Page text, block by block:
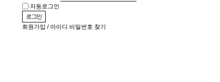
자동로그인
회원가입 / 아이디 비밀번호 찾기